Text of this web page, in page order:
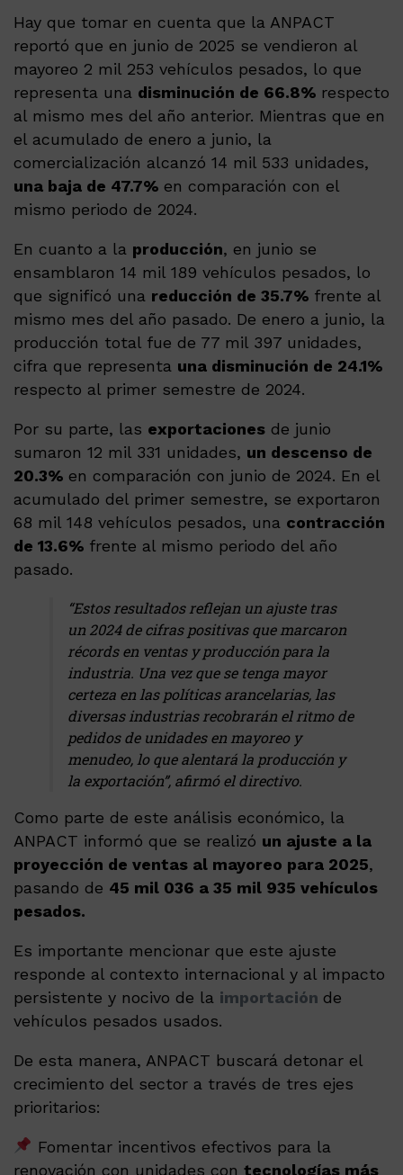
Hay que tomar en cuenta que la ANPACT
reportó que en junio de 2025 se vendieron al
mayoreo 2 mil 253 vehículos pesados, lo que
representa una disminución de 66.8% respecto
al mismo mes del año anterior. Mientras que en
el acumulado de enero a junio, la
comercialización alcanzó 14 mil 533 unidades,
una baja de 47.7% en comparación con el
mismo periodo de 2024.
En cuanto a la producción, en junio se
ensamblaron 14 mil 189 vehículos pesados, lo
que significó una reducción de 35.7% frente al
mismo mes del año pasado. De enero a junio, la
producción total fue de 77 mil 397 unidades,
cifra que representa una disminución de 24.1%
respecto al primer semestre de 2024.
Por su parte, las exportaciones de junio
sumaron 12 mil 331 unidades, un descenso de
20.3% en comparación con junio de 2024. En el
acumulado del primer semestre, se exportaron
68 mil 148 vehículos pesados, una contracción
de 13.6% frente al mismo periodo del año
pasado.
“Estos resultados reflejan un ajuste tras
un 2024 de cifras positivas que marcaron
récords en ventas y producción para la
industria. Una vez que se tenga mayor
certeza en las políticas arancelarias, las
diversas industrias recobrarán el ritmo de
pedidos de unidades en mayoreo y
menudeo, lo que alentará la producción y
la exportación”, afirmó el directivo.
Como parte de este análisis económico, la
ANPACT informó que se realizó un ajuste a la
proyección de ventas al mayoreo para 2025,
pasando de 45 mil 036 a 35 mil 935 vehículos
pesados.
Es importante mencionar que este ajuste
responde al contexto internacional y al impacto
persistente y nocivo de la importación de
vehículos pesados usados.
De esta manera, ANPACT buscará detonar el
crecimiento del sector a través de tres ejes
prioritarios:
Fomentar incentivos efectivos para la
renovación con unidades con tecnologías más